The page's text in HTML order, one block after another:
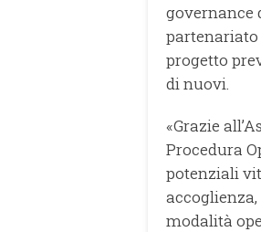
governance
progetto
di nuovi.
«Grazie
Procedura
potenziali
modalità